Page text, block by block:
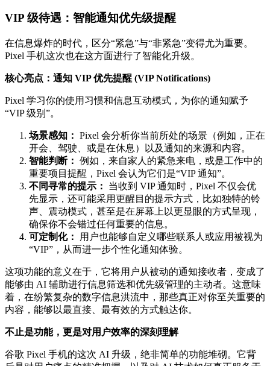
VIP 级待遇：智能通知优先级提醒
在信息爆炸的时代，区分“紧急”与“非紧急”变得尤为重要。
Pixel 手机这次也在这方面进行了智能化升级。
核心亮点：通知 VIP 优先提醒 (VIP Notifications)
Pixel 学习你的使用习惯和信息互动模式，为你的通知赋予
“VIP 级别”。
场景感知： Pixel 会分析你当前所处的场景（例如，正在
开会、驾驶、或是在休息）以及通知的来源和内容。
智能判断： 例如，来自家人的紧急来电，或是工作中的
重要项目提醒，Pixel 会认为它们是“VIP 通知”。
不同寻常的提示：
当收到 VIP 通知时，Pixel 不仅会优
先显示，还可能采用更醒目的提示方式，比如独特的铃
声、震动模式，甚至是在屏幕上以更显眼的方式呈现，
确保你不会错过任何重要的信息。
可定制化：
用户也能够自定义哪些联系人或应用被视为
“VIP”，从而进一步个性化通知体验。
这项功能的意义在于，它将用户从被动的通知接收者，变成了
能够由 AI 辅助进行信息筛选和优先级管理的主动者。这意味
着，在纷繁复杂的数字信息洪流中，那些真正对你至关重要的
内容，能够以最直接、最有效的方式触达你。
不止是功能，更是对用户效率的深刻理解
谷歌 Pixel 手机的这次 AI 升级，绝非简单的功能堆砌。它背